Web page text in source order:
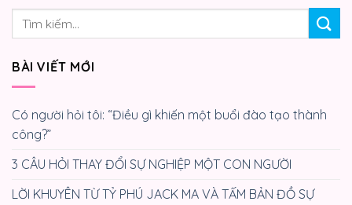
BÀI VIẾT MỚI
Có người hỏi tôi: “Điều gì khiến một buổi đào tạo thành
công?”
3 CÂU HỎI THAY ĐỔI SỰ NGHIỆP MỘT CON NGƯỜI
LỜI KHUYÊN TỪ TỶ PHÚ JACK MA VÀ TẤM BẢN ĐỒ SỰ